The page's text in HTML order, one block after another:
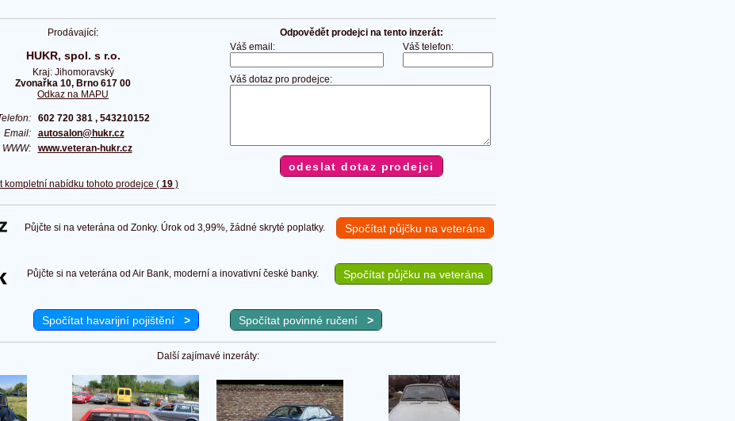
Prodávající:
HUKR, spol. s r.o.
Kraj: Jihomoravský
Zvonařka 10, Brno 617 00
Odkaz na MAPU
602 720 381 , 543210152
Email: autosalon@hukr.cz
WWW: www.veteran-hukr.cz
kompletní nabídku tohoto prodejce ( 19 )
Odpovědět prodejci na tento inzerát:
Váš email:
Váš telefon:
Váš dotaz pro prodejce:
Půjčte si na veterána od Zonky. Úrok od 3,99%, žádné skryté poplatky. Spočítat půjčku na veterána
Půjčte si na veterána od Air Bank, moderní a inovativní české banky. Spočítat půjčku na veterána
Spočítat havarijní pojištění > Spočítat povinné ručení >
Další zajímavé inzeráty: